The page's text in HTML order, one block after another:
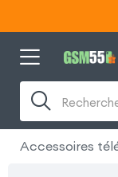
Accessoires